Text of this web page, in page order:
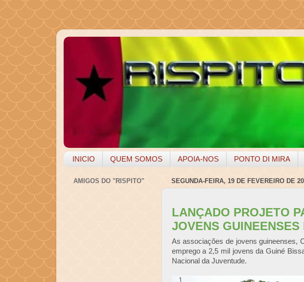
INICIO QUEM SOMOS APOIA-NOS PONTO DI MIRA
SEGUNDA-FEIRA, 19 DE FEVEREIRO DE
LANÇADO PROJETO
JOVENS
As associações de jovens guineenses,
emprego a 2,5 mil jovens da Guiné
Nacional da Juventude.
AMIGOS DO "RISPITO"